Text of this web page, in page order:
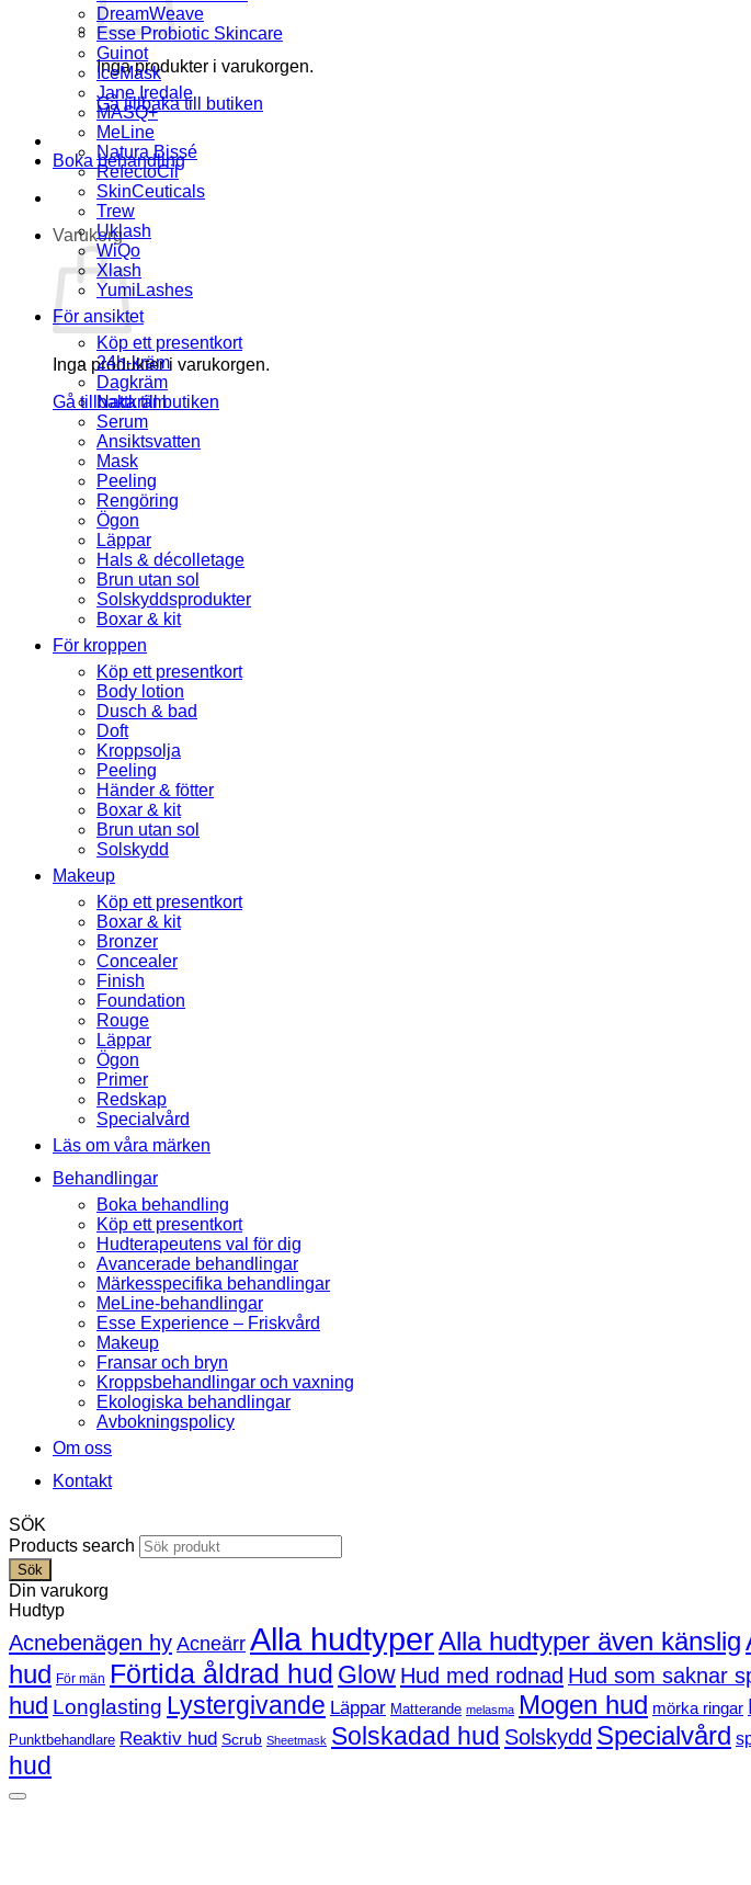
Inga produkter i varukorgen.
Gå tillbaka till butiken
Boka behandling
Varukorg
Inga produkter i varukorgen.
Gå tillbaka till butiken
DreamWeave
Esse Probiotic Skincare
Guinot
IceMask
Jane Iredale
MASQ+
MeLine
Natura Bissé
RefectoCil
SkinCeuticals
Trew
Uklash
WiQo
Xlash
YumiLashes
För ansiktet
Köp ett presentkort
24h-kräm
Dagkräm
Nattkräm
Serum
Ansiktsvatten
Mask
Peeling
Rengöring
Ögon
Läppar
Hals & décolletage
Brun utan sol
Solskyddsprodukter
Boxar & kit
För kroppen
Köp ett presentkort
Body lotion
Dusch & bad
Doft
Kroppsolja
Peeling
Händer & fötter
Boxar & kit
Brun utan sol
Solskydd
Makeup
Köp ett presentkort
Boxar & kit
Bronzer
Concealer
Finish
Foundation
Rouge
Läppar
Ögon
Primer
Redskap
Specialvård
Läs om våra märken
Behandlingar
Boka behandling
Köp ett presentkort
Hudterapeutens val för dig
Avancerade behandlingar
Märkesspecifika behandlingar
MeLine-behandlingar
Esse Experience – Friskvård
Makeup
Fransar och bryn
Kroppsbehandlingar och vaxning
Ekologiska behandlingar
Avbokningspolicy
Om oss
Kontakt
SÖK
Products search
Sök
Din varukorg
Hudtyp
Acnebenägen hy Acneärr Alla hudtyperAlla hudtyper även känslig
hud För män Förtida åldrad hud Glow Hud med rodnad Hud som saknar
hud Longlasting Lystergivande Läppar Matterande melasma Mogen hud mörka ringar
Punktbehandlare Reaktiv hud Scrub Sheetmask Solskadad hud Solskydd Specialvård
hud